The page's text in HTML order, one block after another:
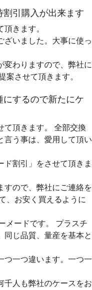
引購入が出来ます
きます。
ざいました。大事に使っ
変わりますので、弊社に
案させて頂きます。
するので新たにケ
て頂きます。 全部交換
言う事は、愛用して頂い
ド割引」をさせて頂きま
すので、弊社にご連絡を
、お安く買えるように
メードです。 プラスチ
同じ品質、量産を基本と
つ一つ違います。一つ一
千人も弊社のケースをお